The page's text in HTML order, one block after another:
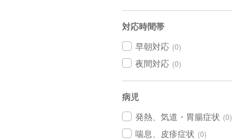
対応時間帯
早朝対応 (0)
夜間対応 (0)
病児
発熱、気道・胃腸症状 (0)
喘息、皮疹症状 (0)